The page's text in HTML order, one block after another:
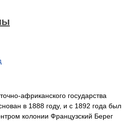
африканского государства
в 1888 году, и с 1892 года был
колонии Французский Берег